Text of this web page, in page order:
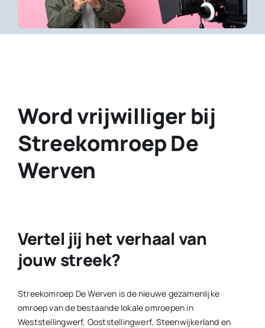
Contact
Word vrijwilliger bij
Streekomroep De
Werven
Vertel jij het verhaal van
jouw streek?
Streekomroep De Werven is de nieuwe gezamenlijke
omroep van de bestaande lokale omroepen in
Weststellingwerf, Ooststellingwerf, Steenwijkerland en